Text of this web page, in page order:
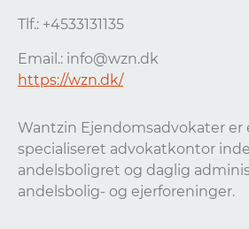
Tlf.: +4533131135
Email.: info@wzn.dk
https://wzn.dk/
Wantzin Ejendomsadvokater er
specialiseret advokatkontor
andelsboligret og daglig
andelsbolig- og ejerforeninger.